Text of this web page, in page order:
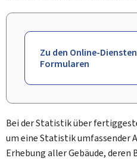
Zu den Online-
Formularen
Bei der Statistik über
um eine Statistik umfassender
Erhebung aller Gebäude, deren